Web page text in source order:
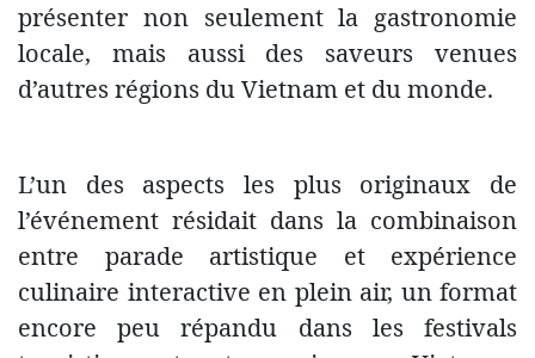
présenter non seulement la gastronomie
locale, mais aussi des saveurs venues
d’autres régions du Vietnam et du monde.
L’un des aspects les plus originaux de
l’événement résidait dans la combinaison
entre parade artistique et expérience
culinaire interactive en plein air, un format
encore peu répandu dans les festivals